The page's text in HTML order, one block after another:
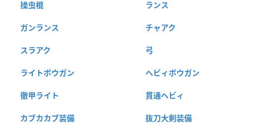
操虫棍 ランス
ガンランス チャアク
スラアク 弓
ライトボウガン ヘビィボウガン
徹甲ライト 貫通ヘビィ
カブカカブ装備 抜刀大剣装備